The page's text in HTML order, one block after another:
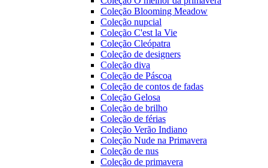
Coleção Blooming Meadow
Coleção nupcial
Coleção C'est la Vie
Coleção Cleópatra
Coleção de designers
Coleção diva
Coleção de Páscoa
Coleção de contos de fadas
Coleção Gelosa
Coleção de brilho
Coleção de férias
Coleção Verão Indiano
Coleção Nude na Primavera
Coleção de nus
Coleção de primavera